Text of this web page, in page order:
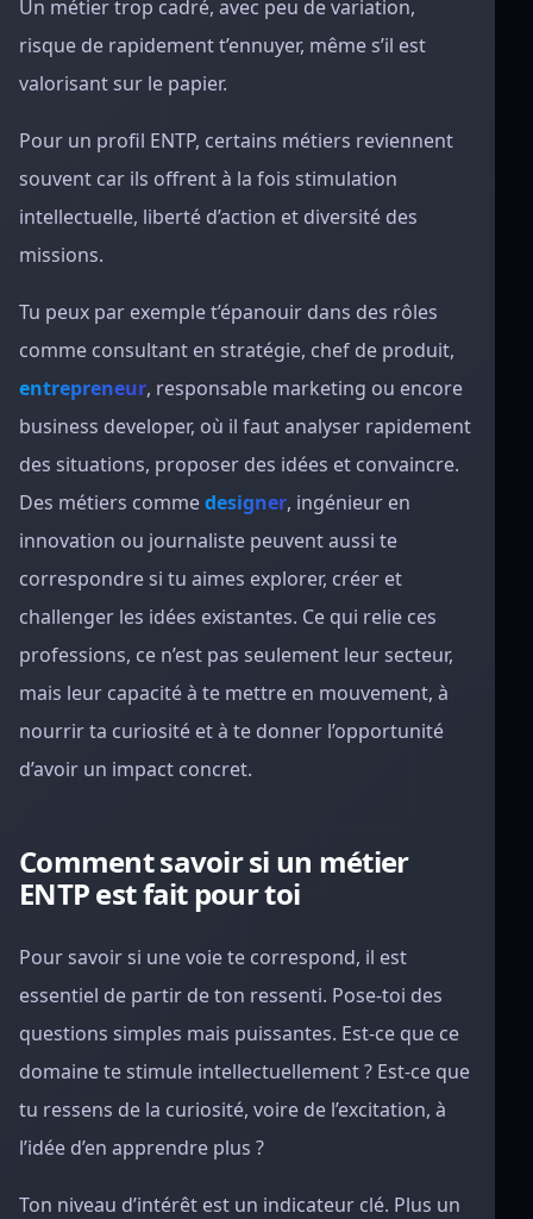
Un métier trop cadré, avec peu de variation,
risque de rapidement t’ennuyer, même s’il est
valorisant sur le papier.
Pour un profil ENTP, certains métiers reviennent
souvent car ils offrent à la fois stimulation
intellectuelle, liberté d’action et diversité des
missions.
Tu peux par exemple t’épanouir dans des rôles
comme consultant en stratégie, chef de produit,
entrepreneur, responsable marketing ou encore
business developer, où il faut analyser rapidement
des situations, proposer des idées et convaincre.
Des métiers commedesigner, ingénieur en
innovation ou journaliste peuvent aussi te
correspondre si tu aimes explorer, créer et
challenger les idées existantes. Ce qui relie ces
professions, ce n’est pas seulement leur secteur,
mais leur capacité à te mettre en mouvement, à
nourrir ta curiosité et à te donner l’opportunité
d’avoir un impact concret.
Comment savoir si un métier
ENTP est fait pour toi
Pour savoir si une voie te correspond, il est
essentiel de partir de ton ressenti. Pose-toi des
questions simples mais puissantes. Est-ce que ce
domaine te stimule intellectuellement ? Est-ce que
tu ressens de la curiosité, voire de l’excitation, à
l’idée d’en apprendre plus ?
Ton niveau d’intérêt est un indicateur clé. Plus un